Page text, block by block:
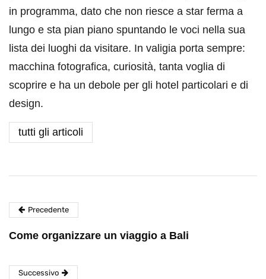
in programma, dato che non riesce a star ferma a
lungo e sta pian piano spuntando le voci nella sua
lista dei luoghi da visitare. In valigia porta sempre:
macchina fotografica, curiosità, tanta voglia di
scoprire e ha un debole per gli hotel particolari e di
design.
tutti gli articoli
Precedente
Come organizzare un viaggio a Bali
Successivo